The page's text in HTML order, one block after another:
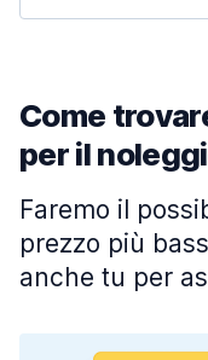
Come
per il
Faremo il
prezzo più
anche tu per